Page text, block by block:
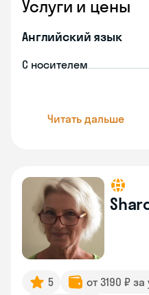
Услуги и цены
Английский язык
С носителем
Читать дальше
5 от 3190 ₽